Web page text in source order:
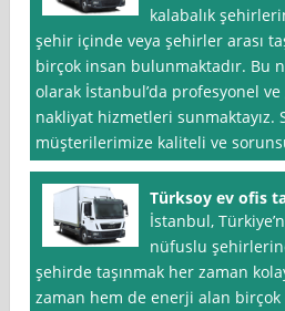
kalabalık
şehir içinde veya şehirler arası
birçok insan bulunmaktadır. Bu
olarak İstanbul’da profesyonel
nakliyat hizmetleri sunmaktayız.
müşterilerimize kaliteli ve
Türksoy ev ofis
İstanbul,
nüfuslu
şehirde taşınmak her zaman
zaman hem de enerji alan